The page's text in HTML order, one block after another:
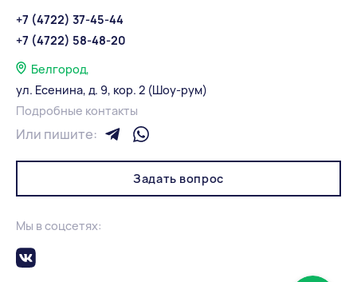
+7 (4722) 37-45-44
+7 (4722) 58-48-20
Белгород,
ул. Есенина, д. 9, кор. 2 (Шоу-рум)
Подробные контакты
Или пишите:
Задать вопрос
Мы в соцсетях: